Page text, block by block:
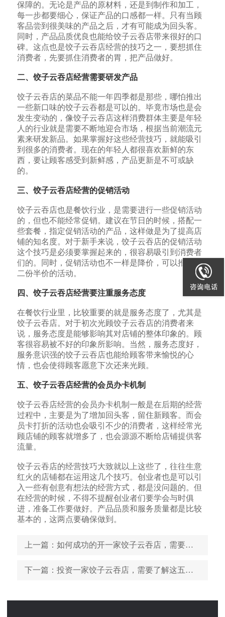
保障的。无论是产品的原材料，还是到制作和加工，
每一步都要细心，保证产品的口感都一样。只有当顾
客品尝到很美味的产品之后，才有可能成为回头客。
同时，产品品质优良也能给饺子云吞店带来很好的口
碑。这点也是饺子云吞店经营的技巧之一，要想抓住
消费者，先要抓住消费者的胃，把产品做好。
二、饺子云吞店经营需要研发产品
饺子云吞店的菜品不能一年四季都是那些，哪怕推出
一些新口味的饺子云吞都是可以的。毕竟市场也是会
发生变动的，像饺子云吞店这样消费群体主要是年轻
人的行业就是需要不断地迎合市场，根据当前潮流元
素来研发新品。如果掌握好这些经营技巧，就能吸引
到很多的消费者。现在的年轻人都很喜欢新鲜的东
西，要让顾客感受到新鲜感，产品更新是不可或缺
的。
三、饺子云吞店经营的促销活动
饺子云吞店也是餐饮行业，是需要进行一些促销活动
的，但也不能经常促销。建议在节日的时候，搭配一
些套餐，指定促销活动的产品，这样做是为了提高店
铺的知名度。对于新手来说，饺子云吞店的促销活动
这个技巧是必须要掌握起来的，很容易吸引到消费者
们的。同时，促销活动也不一样是降价，可以推出第
二份半价的活动。
四、饺子云吞店经营要注重服务态度
在餐饮行业里，比较重要的就是服务态度了，尤其是
饺子云吞店。对于初次光顾饺子云吞店的消费者来
说，服务态度是能够影响其对店铺的整体印象的。顾
客很容易被不好的印象所影响。当然，服务态度好，
服务意识强的饺子云吞店也能给顾客带来愉悦的心
情，也会使得顾客愿意下次还来光顾。
五、饺子云吞店经营的会员办卡机制
饺子云吞店经营的会员办卡机制一般是在后期的经营
过程中，主要是为了增加回头客，留住新顾客。而会
员卡打折的活动也会吸引不少的消费者，这样经常光
顾店铺的顾客就增多了，也会源源不断给店铺提供客
流量。
饺子云吞店的经营技巧大致就以上这些了，往往生意
红火的店铺都在运用这几个技巧。创业者也是可以引
入一些有创意有想法的经营方式，都是没问题的。但
在经营的时候，不得不提醒创业者们要学会与时俱
进，准备工作要做好。产品品质和服务质量都是比较
基本的，这两点要确保做到。
上一篇 ：如何成功的开一家饺子云吞店，需要注意什么
下一篇 ：投资一家饺子云吞店，需要了解这五点知识